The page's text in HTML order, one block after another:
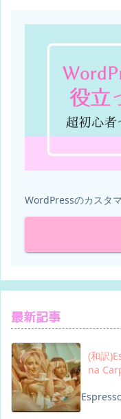
WordPressのカスタ
最新記事
(和訳
na